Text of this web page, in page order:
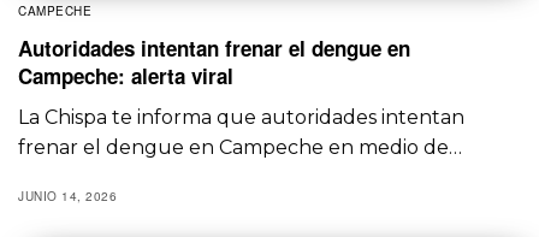
CAMPECHE
Autoridades intentan frenar el dengue en
Campeche: alerta viral
La Chispa te informa que autoridades intentan
frenar el dengue en Campeche en medio de…
JUNIO 14, 2026